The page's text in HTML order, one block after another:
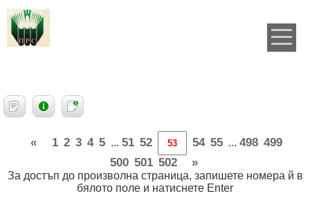
« 1 2 3 4 5 ... 51 52 54 55 ... 498 499
500 501 502 »
За достъп до произволна страница, запишете номера й в
бялото поле и натиснете Enter